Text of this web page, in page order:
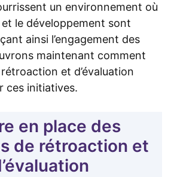
un environnement où
le développement sont
ainsi l’engagement des
maintenant comment
et d’évaluation
ces initiatives.
en place des
de rétroaction et